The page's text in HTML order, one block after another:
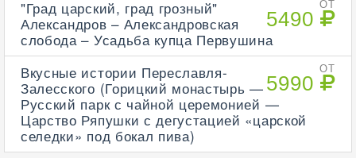
ОТ
5490
"Град царский, град грозный"
Александров – Александровская
слобода – Усадьба купца Первушина
ОТ
5990
Вкусные истории Переславля-
Залесского (Горицкий монастырь —
Русский парк с чайной церемонией —
Царство Ряпушки с дегустацией «царской
селедки» под бокал пива)